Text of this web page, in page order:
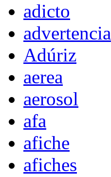
adicto
advertencia
Adúriz
aerea
aerosol
afa
afiche
afiches